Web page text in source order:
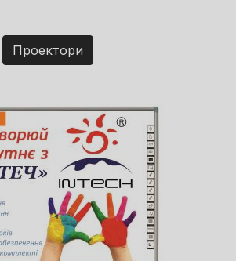
Проектори